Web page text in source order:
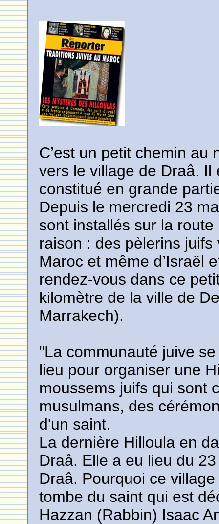
C’est un petit chemin au
vers le village de Draâ. Il
constitué en grande
Depuis le mercredi 23
sont installés sur la
raison : des pèlerins
Maroc et même d’Israël
rendez-vous dans ce
kilomètre de la ville de
Marrakech).
"La communauté juive
lieu pour organiser une
moussems juifs qui sont
musulmans, des
d'un saint.
La dernière Hilloula en
Draâ. Elle a eu lieu du
Draâ. Pourquoi ce
tombe du saint qui est
Hazzan (Rabbin) Isaac